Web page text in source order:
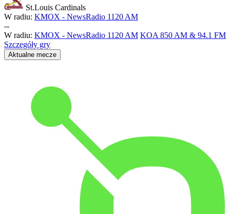
St.Louis Cardinals
W radiu: KMOX - NewsRadio 1120 AM
--
W radiu: KMOX - NewsRadio 1120 AM KOA 850 AM & 94.1 FM
Szczegóły gry
Aktualne mecze